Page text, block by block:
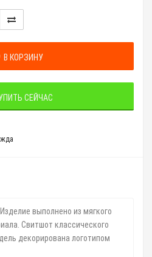
В КОРЗИНУ
СЕЙЧАС
. Изделие выполнено из мягкого
Свитшот классического
декорирована логотипом